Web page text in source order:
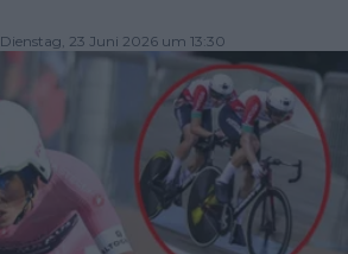
Dienstag, 23 Juni 2026 um 13:30